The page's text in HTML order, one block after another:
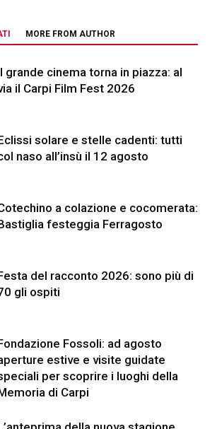
MORE FROM AUTHOR
grande cinema torna in piazza: al
il Carpi Film Fest 2026
solare e stelle cadenti: tutti
naso all’insù il 12 agosto
a colazione e cocomerata:
festeggia Ferragosto
del racconto 2026: sono più di
gli ospiti
Fossoli: ad agosto
estive e visite guidate
per scoprire i luoghi della
di Carpi